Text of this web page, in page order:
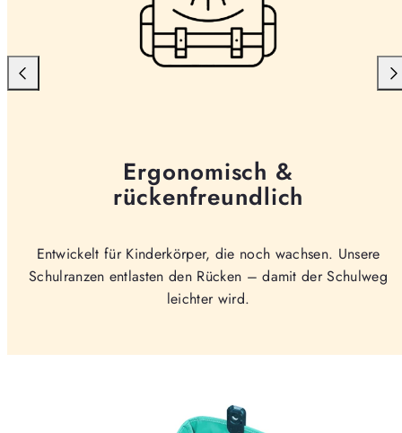
Ergonomisch &
rückenfreundlich
Entwickelt für Kinderkörper, die noch wachsen. Unsere
Schulranzen entlasten den Rücken – damit der Schulweg
leichter wird.